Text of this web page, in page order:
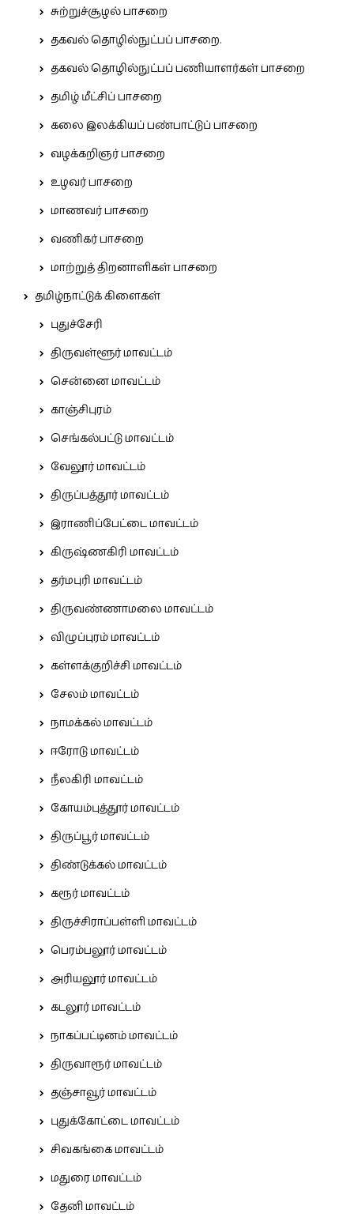
சுற்றுச்சூழல் பாசறை
தகவல் தொழில்நுட்பப் பாசறை.
தகவல் தொழில்நுட்பப் பணியாளர்கள் பாசறை
தமிழ் மீட்சிப் பாசறை
கலை இலக்கியப் பண்பாட்டுப் பாசறை
வழக்கறிஞர் பாசறை
உழவர் பாசறை
மாணவர் பாசறை
வணிகர் பாசறை
மாற்றுத் திறனாளிகள் பாசறை
தமிழ்நாட்டுக் கிளைகள்
புதுச்சேரி
திருவள்ளூர் மாவட்டம்
சென்னை மாவட்டம்
காஞ்சிபுரம்
செங்கல்பட்டு மாவட்டம்
வேலூர் மாவட்டம்
திருப்பத்தூர் மாவட்டம்
இராணிப்பேட்டை மாவட்டம்
கிருஷ்ணகிரி மாவட்டம்
தர்மபுரி மாவட்டம்
திருவண்ணாமலை மாவட்டம்
விழுப்புரம் மாவட்டம்
கள்ளக்குறிச்சி மாவட்டம்
சேலம் மாவட்டம்
நாமக்கல் மாவட்டம்
ஈரோடு மாவட்டம்
நீலகிரி மாவட்டம்
கோயம்புத்தூர் மாவட்டம்
திருப்பூர் மாவட்டம்
திண்டுக்கல் மாவட்டம்
கரூர் மாவட்டம்
திருச்சிராப்பள்ளி மாவட்டம்
பெரம்பலூர் மாவட்டம்
அரியலூர் மாவட்டம்
கடலூர் மாவட்டம்
நாகப்பட்டினம் மாவட்டம்
திருவாரூர் மாவட்டம்
தஞ்சாவூர் மாவட்டம்
புதுக்கோட்டை மாவட்டம்
சிவகங்கை மாவட்டம்
மதுரை மாவட்டம்
தேனி மாவட்டம்